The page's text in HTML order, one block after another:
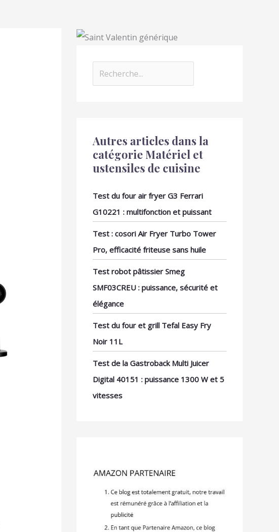
Autres articles dans la
catégorie Matériel et
ustensiles de cuisine
Test du four air fryer G3 Ferrari
G10221 : multifonction et puissant
Test : cosori Air Fryer Turbo Tower
Pro, efficacité friteuse sans huile
Test robot pâtissier Smeg
SMF03CREU : puissance, sécurité et
élégance
Test du four et grill Tefal Easy Fry
Noir 11L
Test de la Gastroback Multi Juicer
Digital 40151 : puissance 1300 W et 5
vitesses